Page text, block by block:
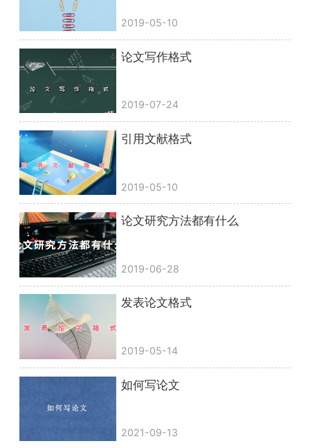
2019-05-10
论文写作格式
2019-07-24
引用文献格式
2019-05-10
论文研究方法都有什么
2019-06-28
发表论文格式
2019-05-14
如何写论文
2021-09-13